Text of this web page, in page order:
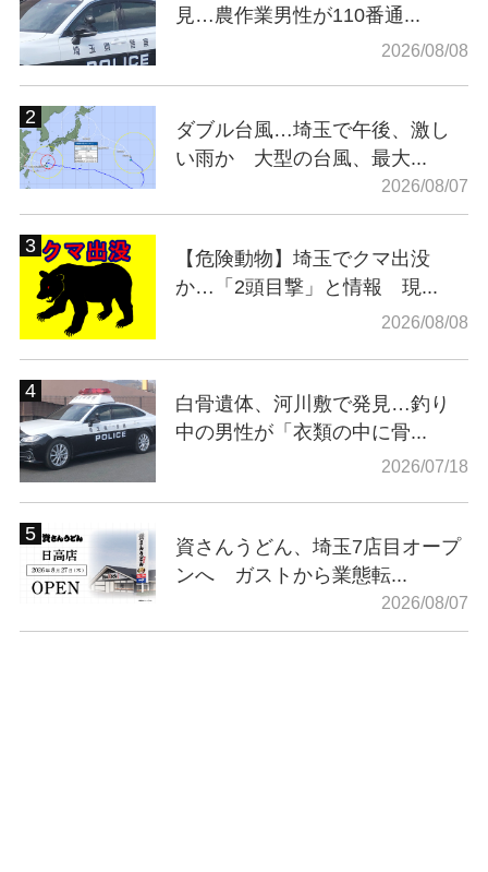
見…農作業男性が110番通...
2026/08/08
ダブル台風…埼玉で午後、激し
い雨か 大型の台風、最大...
2026/08/07
【危険動物】埼玉でクマ出没
か…「2頭目撃」と情報 現...
2026/08/08
白骨遺体、河川敷で発見…釣り
中の男性が「衣類の中に骨...
2026/07/18
資さんうどん、埼玉7店目オープ
ンへ ガストから業態転...
2026/08/07